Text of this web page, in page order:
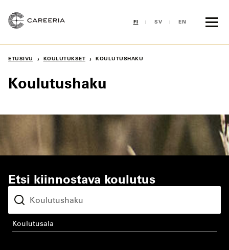
sisältöön
FI SV EN
ETUSIVU › KOULUTUKSET › KOULUTUSHAKU
Koulutushaku
Etsi kiinnostava koulutus
koulutusala